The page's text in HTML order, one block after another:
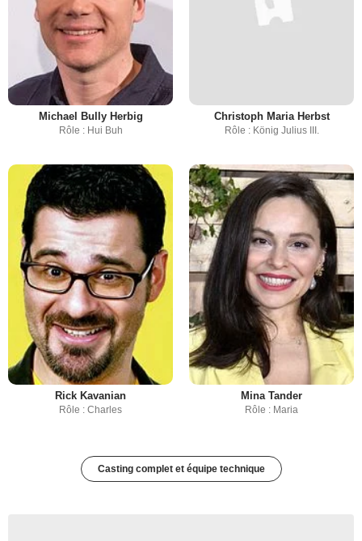
Michael Bully Herbig
Rôle : Hui Buh
Christoph Maria Herbst
Rôle : König Julius III.
Rick Kavanian
Rôle : Charles
Mina Tander
Rôle : Maria
Casting complet et équipe technique